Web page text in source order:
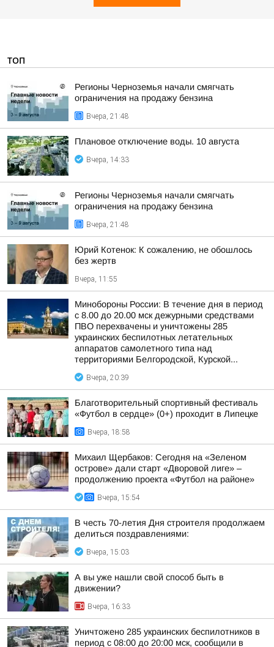
ТОП
Регионы Черноземья начали смягчать
ограничения на продажу бензина
Вчера, 21:48
Плановое отключение воды. 10 августа
Вчера, 14:33
Регионы Черноземья начали смягчать
ограничения на продажу бензина
Вчера, 21:48
Юрий Котенок: К сожалению, не обошлось
без жертв
Вчера, 11:55
Минобороны России: В течение дня в период
с 8.00 до 20.00 мск дежурными средствами
ПВО перехвачены и уничтожены 285
украинских беспилотных летательных
аппаратов самолетного типа над
территориями Белгородской, Курской...
Вчера, 20:39
Благотворительный спортивный фестиваль
«Футбол в сердце» (0+) проходит в Липецке
Вчера, 18:58
Михаил Щербаков: Сегодня на «Зеленом
острове» дали старт «Дворовой лиге» –
продолжению проекта «Футбол на районе»
Вчера, 15:54
В честь 70-летия Дня строителя продолжаем
делиться поздравлениями:
Вчера, 15:03
А вы уже нашли свой способ быть в
движении?
Вчера, 16:33
Уничтожено 285 украинских беспилотников в
период с 08:00 до 20:00 мск, сообщили в